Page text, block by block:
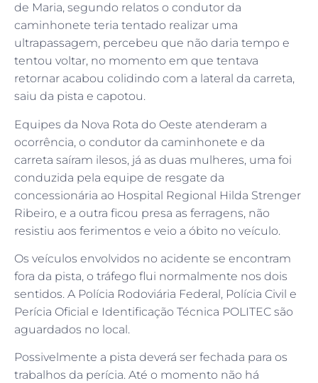
de Maria, segundo relatos o condutor da
caminhonete teria tentado realizar uma
ultrapassagem, percebeu que não daria tempo e
tentou voltar, no momento em que tentava
retornar acabou colidindo com a lateral da carreta,
saiu da pista e capotou.
Equipes da Nova Rota do Oeste atenderam a
ocorrência, o condutor da caminhonete e da
carreta saíram ilesos, já as duas mulheres, uma foi
conduzida pela equipe de resgate da
concessionária ao Hospital Regional Hilda Strenger
Ribeiro, e a outra ficou presa as ferragens, não
resistiu aos ferimentos e veio a óbito no veículo.
Os veículos envolvidos no acidente se encontram
fora da pista, o tráfego flui normalmente nos dois
sentidos. A Polícia Rodoviária Federal, Polícia Civil e
Perícia Oficial e Identificação Técnica POLITEC são
aguardados no local.
Possivelmente a pista deverá ser fechada para os
trabalhos da perícia. Até o momento não há